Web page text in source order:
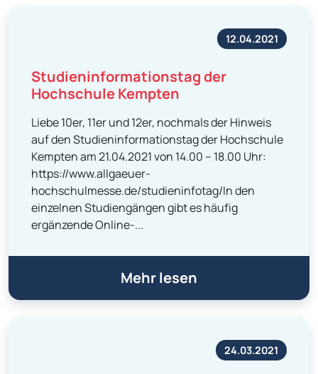
12.04.2021
Studieninformationstag der
Hochschule Kempten
Liebe 10er, 11er und 12er, nochmals der Hinweis
auf den Studieninformationstag der Hochschule
Kempten am 21.04.2021 von 14.00 – 18.00 Uhr:
https://www.allgaeuer-
hochschulmesse.de/studieninfotag/In den
einzelnen Studiengängen gibt es häufig
ergänzende Online-...
Mehr lesen
24.03.2021